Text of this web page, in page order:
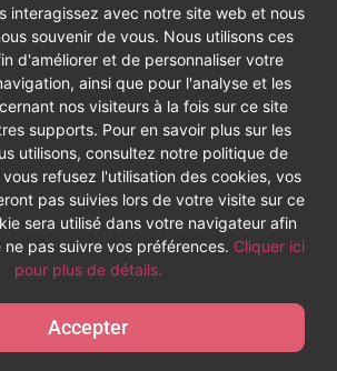
interagissez avec notre site web et nous
souvenir de vous. Nous utilisons ces
d'améliorer et de personnaliser votre
ainsi que pour l'analyse et les
nos visiteurs à la fois sur ce site
supports. Pour en savoir plus sur les
utilisons, consultez notre politique de
refusez l'utilisation des cookies, vos
pas suivies lors de votre visite sur ce
sera utilisé dans votre navigateur afin
pas suivre vos préférences. Cliquer ici
pour plus de détails.
Accepter
s’adressent à tout le monde :
hommes, femmes de
Mudras !